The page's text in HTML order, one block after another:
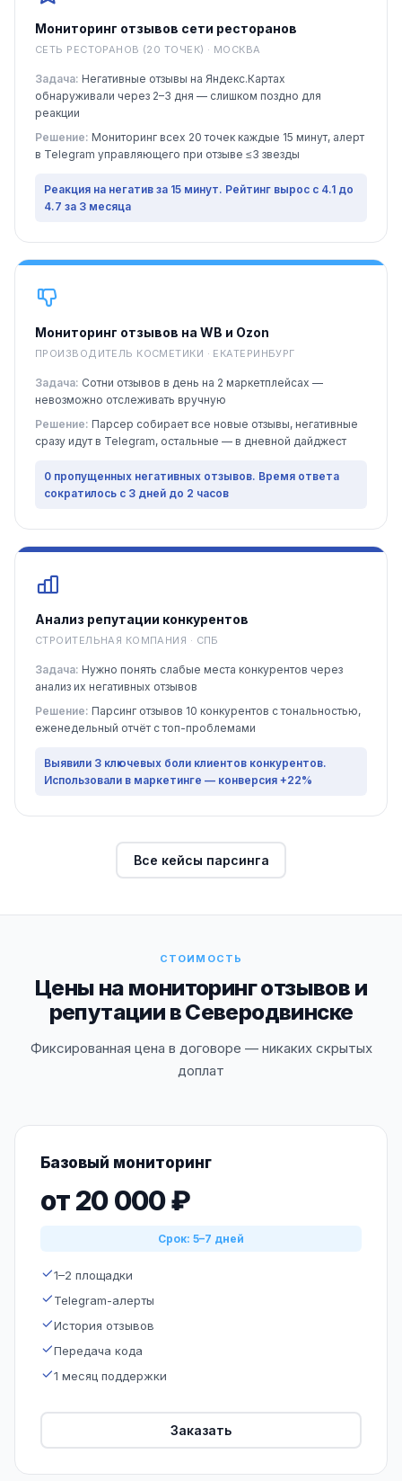
Мониторинг отзывов сети ресторанов
СЕТЬ РЕСТОРАНОВ (20 ТОЧЕК) · МОСКВА
Задача: Негативные отзывы на Яндекс.Картах
обнаруживали через 2–3 дня — слишком поздно для
реакции
Решение: Мониторинг всех 20 точек каждые 15 минут, алерт
в Telegram управляющего при отзыве ≤3 звезды
Реакция на негатив за 15 минут. Рейтинг вырос с 4.1 до
4.7 за 3 месяца
Мониторинг отзывов на WB и Ozon
ПРОИЗВОДИТЕЛЬ КОСМЕТИКИ · ЕКАТЕРИНБУРГ
Задача: Сотни отзывов в день на 2 маркетплейсах —
невозможно отслеживать вручную
Решение: Парсер собирает все новые отзывы, негативные
сразу идут в Telegram, остальные — в дневной дайджест
0 пропущенных негативных отзывов. Время ответа
сократилось с 3 дней до 2 часов
Анализ репутации конкурентов
СТРОИТЕЛЬНАЯ КОМПАНИЯ · СПБ
Задача: Нужно понять слабые места конкурентов через
анализ их негативных отзывов
Решение: Парсинг отзывов 10 конкурентов с тональностью,
еженедельный отчёт с топ-проблемами
Выявили 3 ключевых боли клиентов конкурентов.
Использовали в маркетинге — конверсия +22%
Все кейсы парсинга
СТОИМОСТЬ
Цены на мониторинг отзывов и
репутации в Северодвинске
Фиксированная цена в договоре — никаких скрытых
доплат
Базовый мониторинг
от 20 000 ₽
Срок: 5–7 дней
1–2 площадки
Telegram-алерты
История отзывов
Передача кода
1 месяц поддержки
Заказать